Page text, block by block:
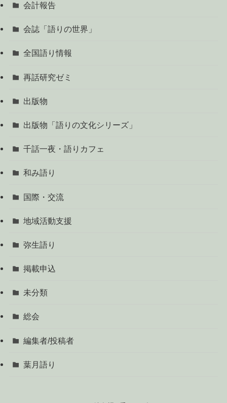
会計報告
会誌「語りの世界」
全国語り情報
再話研究ゼミ
出版物
出版物「語りの文化シリーズ」
千話一夜・語りカフェ
和み語り
国際・交流
地域活動支援
弥生語り
掲載申込
未分類
総会
編集者/投稿者
葉月語り